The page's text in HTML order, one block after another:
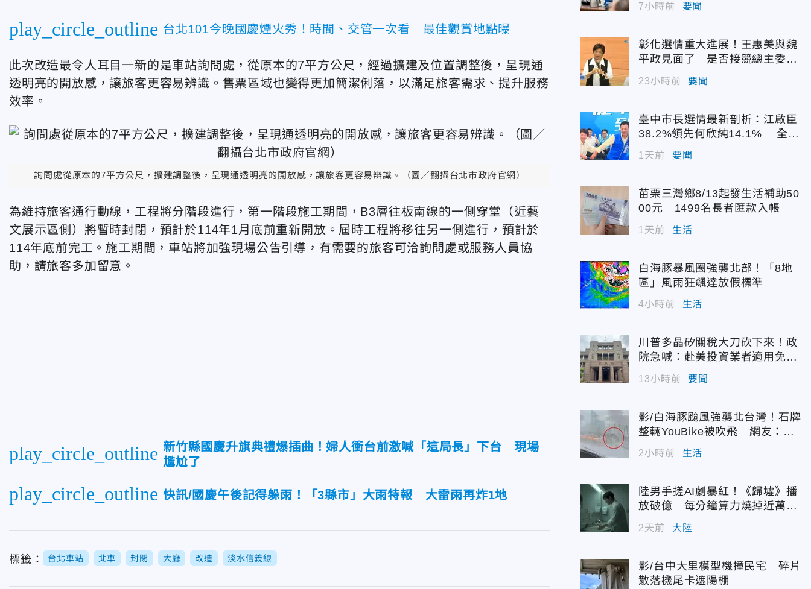
play_circle_outline 台北101今晚國慶煙火秀！時間、交管一次看 最佳觀賞地點曝
此次改造最令人耳目一新的是車站詢問處，從原本的7平方公尺，經過擴建及位置調整後，呈現通
透明亮的開放感，讓旅客更容易辨識。售票區域也變得更加簡潔俐落，以滿足旅客需求、提升服務
效率。
詢問處從原本的7平方公尺，擴建調整後，呈現通透明亮的開放感，讓旅客更容易辨識。（圖／翻攝台北市政府官網）
為維持旅客通行動線，工程將分階段進行，第一階段施工期間，B3層往板南線的一側穿堂（近藝
文展示區側）將暫時封閉，預計於114年1月底前重新開放。屆時工程將移往另一側進行，預計於
114年底前完工。施工期間，車站將加強現場公告引導，有需要的旅客可洽詢問處或服務人員協
助，請旅客多加留意。
play_circle_outline 新竹縣國慶升旗典禮爆插曲！婦人衝台前激喊「這局長」下台 現場
尷尬了
play_circle_outline 快訊/國慶午後記得躲雨！「3縣市」大雨特報 大雷雨再炸1地
標籤： 台北車站 北車 封閉 大廳 改造 淡水信義線
7小時前 要聞
彰化選情重大進展！王惠美與魏
平政見面了 是否接競總主委態
度曝光
23小時前 要聞
臺中市長選情最新剖析：江啟臣
38.2%領先何欣純14.1% 全世
代支持度全面居首
1天前 要聞
苗栗三灣鄉8/13起發生活補助50
00元 1499名長者匯款入帳
1天前 生活
白海豚暴風圈強襲北部！「8地
區」風雨狂飆達放假標準
4小時前 生活
川普多晶矽關稅大刀砍下來！政
院急喊：赴美投資業者適用免稅
配額
13小時前 要聞
影/白海豚颱風強襲北台灣！石牌
整輛YouBike被吹飛 網友：以
為是AI
2小時前 生活
陸男手搓AI劇暴紅！《歸墟》播
放破億 每分鐘算力燒掉近萬台
2天前 大陸
影/台中大里模型機撞民宅 碎片
散落機尾卡遮陽棚